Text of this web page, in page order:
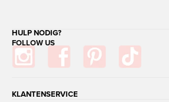
HULP NODIG?
FOLLOW US
KLANTENSERVICE